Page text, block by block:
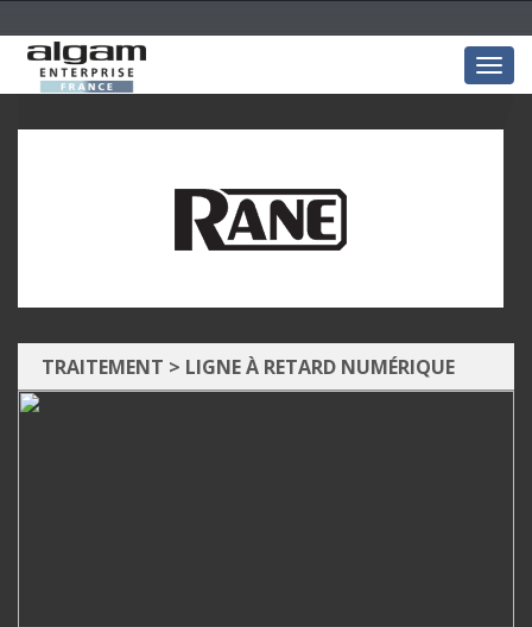
TRAITEMENT > LIGNE À RETARD NUMÉRIQUE